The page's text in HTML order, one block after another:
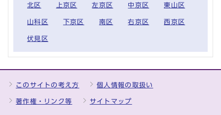
北区 上京区 左京区 中京区 東山区
山科区 下京区 南区 右京区 西京区
伏見区
このサイトの考え方 個人情報の取扱い
著作権・リンク等 サイトマップ